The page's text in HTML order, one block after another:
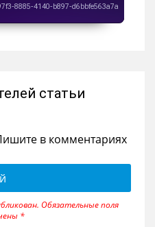
статьи
в комментариях
Обязательные поля
*